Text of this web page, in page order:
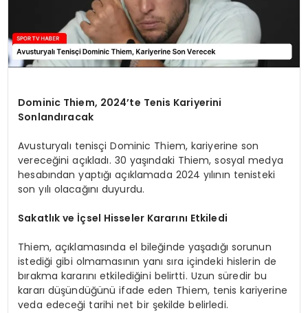
Dominic Thiem, 2024’te Tenis Kariyerini
Sonlandıracak
Avusturyalı tenisçi Dominic Thiem, kariyerine son
vereceğini açıkladı. 30 yaşındaki Thiem, sosyal medya
hesabından yaptığı açıklamada 2024 yılının tenisteki
son yılı olacağını duyurdu.
Sakatlık ve İçsel Hisseler Kararını Etkiledi
Thiem, açıklamasında el bileğinde yaşadığı sorunun
istediği gibi olmamasının yanı sıra içindeki hislerin de
bırakma kararını etkilediğini belirtti. Uzun süredir bu
kararı düşündüğünü ifade eden Thiem, tenis kariyerine
veda edeceği tarihi net bir şekilde belirledi.